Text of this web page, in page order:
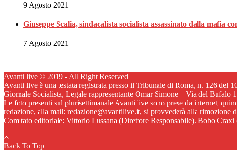
9 Agosto 2021
Giuseppe Scalia, sindacalista socialista assassinato dalla mafia
7 Agosto 2021
Avanti live © 2019 - All Right Reserved
Avanti live è una testata registrata presso il Tribunale di Roma, n. 126 del
Giornale Socialista, Legale rappresentante Omar Simone – Via del
Le foto presenti sul plurisettimanale Avanti live sono prese da internet,
redazione, alla mail: redazione@avantilive.it, si provvederà alla rimozione
Comitato editoriale: Vittorio Lussana (Direttore Responsabile). Bobo
Back To Top